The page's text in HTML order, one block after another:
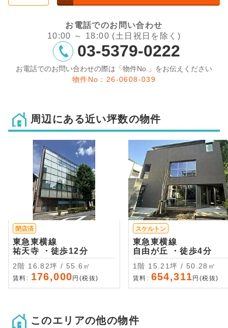
お電話でのお問い合わせ
10:00 ～ 18:00 (土日祝日を除く)
03-5379-0222
お電話でのお問い合わせの際は「物件No.」をお伝えください
物件No：26-0608-039
周辺にある近い坪数の物件
閉店済
東急東横線
祐天寺 ・徒歩12分
2階 16.82坪 / 55.6㎡
賃料: 176,000 円(税抜)
スケルトン
東急東横線
自由が丘 ・徒歩4分
1階 15.21坪 / 50.28㎡
賃料: 654,311 円(税抜)
このエリアの他の物件